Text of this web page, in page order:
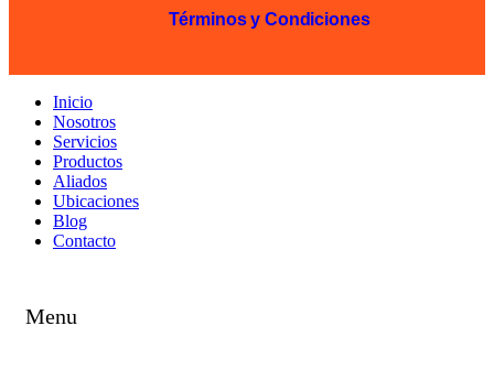
Términos y Condiciones
Inicio
Nosotros
Servicios
Productos
Aliados
Ubicaciones
Blog
Contacto
Menu